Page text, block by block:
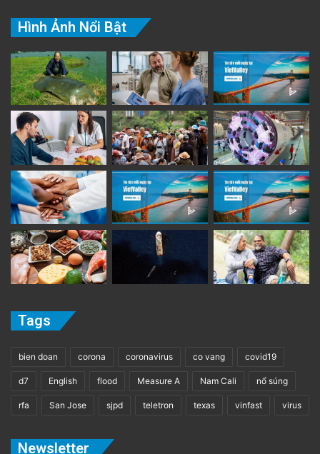
Hình Ảnh Nổi Bật
Tags
bien doan corona coronavirus co vang covid19
d7 English flood Measure A Nam Cali nổ súng
rfa San Jose sjpd teletron texas vinfast virus
Newsletter